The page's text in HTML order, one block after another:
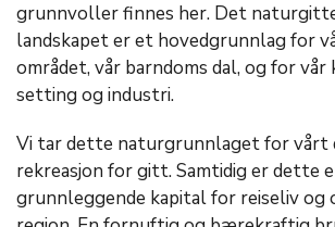
grunnvoller finnes her. Det
landskapet er et hovedgrunnlag for
området, vår barndoms dal, og for
setting og industri.
Vi tar dette naturgrunnlaget for vårt
rekreasjon for gitt. Samtidig er dette
grunnleggende kapital for reiseliv og